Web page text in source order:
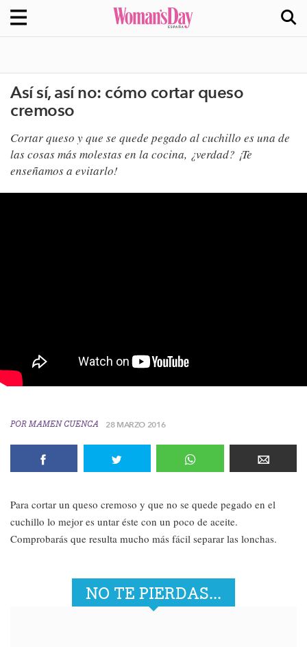
Así sí, así no: cómo cortar queso
cremoso
Cortar queso y que se quede pegado al cuchillo es una de
las cosas más molestas en la cocina, ¿verdad? ¡Te
enseñamos a evitarlo!
POR MAMEN CUENCA 28 MARZO 2016
Para cortar un queso cremoso y que no se quede pegado en el
cuchillo lo mejor es untar éste con un poco de aceite.
Comprobarás que resulta mucho más fácil separar las lonchas.
NO TE PIERDAS...